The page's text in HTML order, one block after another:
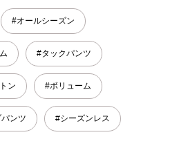
#オールシーズン
#タックパンツ
ン #ボリューム
ンツ #シーズンレス